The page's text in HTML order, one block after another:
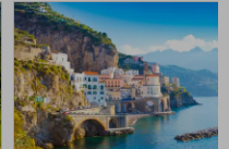
Cruise
La
Dolce
Vita
per
KLM